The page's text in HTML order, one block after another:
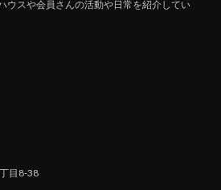
ウスや会員さんの活動や日常を紹介してい
目8-38